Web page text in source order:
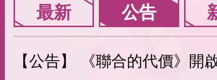
最新 公告
【公告】 《聯合的代價》開啟｜掃